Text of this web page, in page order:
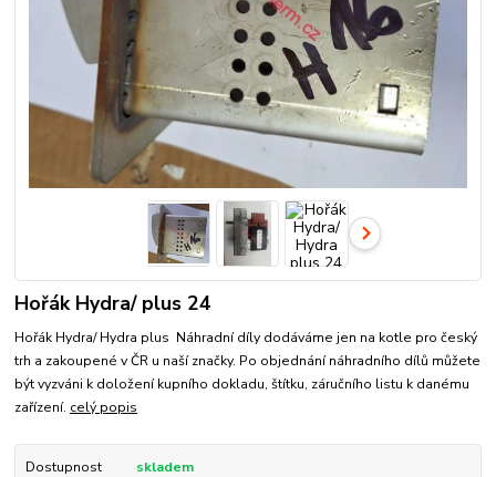
Hořák Hydra/ plus 24
Hořák Hydra/ Hydra plus Náhradní díly dodáváme jen na kotle pro český
trh a zakoupené v ČR u naší značky. Po objednání náhradního dílů můžete
být vyzváni k doložení kupního dokladu, štítku, záručního listu k danému
zařízení. celý popis
Dostupnost skladem